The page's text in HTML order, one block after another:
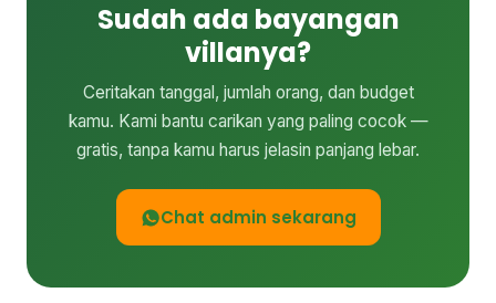
Sudah ada bayangan
villanya?
Ceritakan tanggal, jumlah orang, dan budget
kamu. Kami bantu carikan yang paling cocok —
gratis, tanpa kamu harus jelasin panjang lebar.
Chat admin sekarang